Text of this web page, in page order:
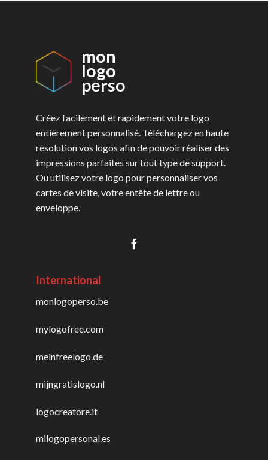
mon
logo
perso
Créez facilement et rapidement votre logo
entièrement personnalisé. Téléchargez en haute
résolution vos logos afin de pouvoir réaliser des
impressions parfaites sur tout type de support.
Ou utilisez votre logo pour personnaliser vos
cartes de visite, votre entête de lettre ou
enveloppe.
International
monlogoperso.be
mylogofree.com
meinfreelogo.de
mijngratislogo.nl
logocreatore.it
milogopersonal.es